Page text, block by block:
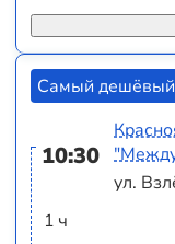
Самый дешёвый
10:30
1 ч
ул.